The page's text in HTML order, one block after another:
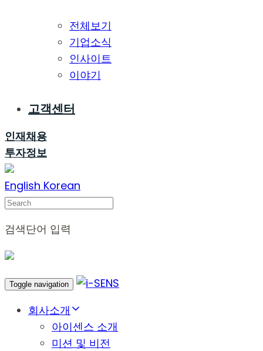
전체보기
기업소식
인사이트
이야기
고객센터
인재채용
투자정보
English Korean
Search
검색단어 입력
Toggle navigation
회사소개
아이센스 소개
미션 및 비전